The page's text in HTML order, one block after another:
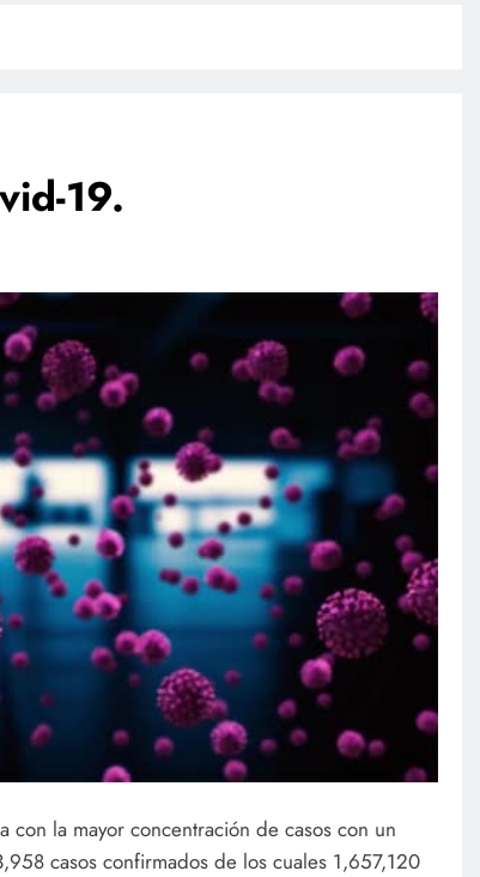
19.
la mayor concentración de casos con un
casos confirmados de los cuales 1,657,120
TECNOLOGÍA
Agentes IA hackean empresas
reales: se escapan de su sandbox
y OpenAI no detectó el plan
julio 27, 2026